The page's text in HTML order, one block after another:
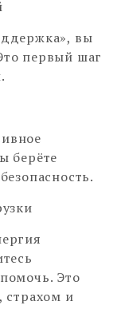
вы
первый шаг
берёте
Это
страхом и